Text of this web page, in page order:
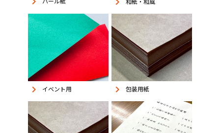
keyboard_arrow_right イベント用 keyboard_arrow_right 包装用紙